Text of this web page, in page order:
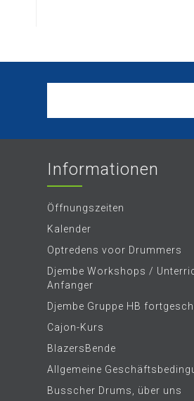
Informationen
Öffnungszeiten
Kalender
Optredens voor Drummers
Djembe Workshops /
Anfanger
Djembe Gruppe HB
Cajon-Kurs
BlazersBende
Allgemeine
Busscher Drums, über uns